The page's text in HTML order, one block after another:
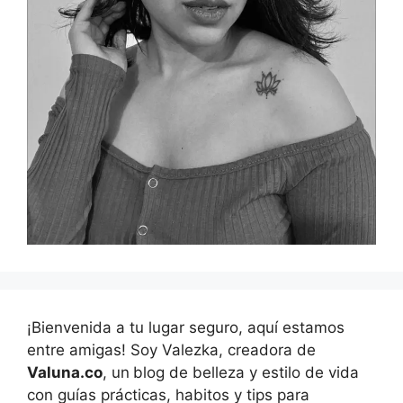
¡Bienvenida a tu lugar seguro, aquí estamos
entre amigas! Soy Valezka, creadora de
Valuna.co, un blog de belleza y estilo de vida
con guías prácticas, habitos y tips para